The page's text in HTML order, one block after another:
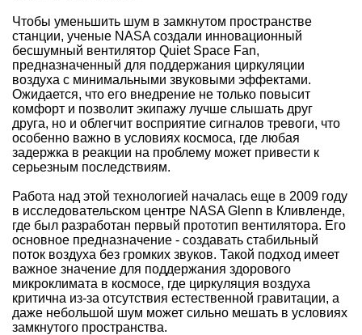
Чтобы уменьшить шум в замкнутом пространстве
станции, ученые NASA создали инновационный
бесшумный вентилятор Quiet Space Fan,
предназначенный для поддержания циркуляции
воздуха с минимальными звуковыми эффектами.
Ожидается, что его внедрение не только повысит
комфорт и позволит экипажу лучше слышать друг
друга, но и облегчит восприятие сигналов тревоги, что
особенно важно в условиях космоса, где любая
задержка в реакции на проблему может привести к
серьезным последствиям.
Работа над этой технологией началась еще в 2009 году
в исследовательском центре NASA Glenn в Кливленде,
где был разработан первый прототип вентилятора. Его
основное предназначение - создавать стабильный
поток воздуха без громких звуков. Такой подход имеет
важное значение для поддержания здорового
микроклимата в космосе, где циркуляция воздуха
критична из-за отсутствия естественной гравитации, а
даже небольшой шум может сильно мешать в условиях
замкнутого пространства.